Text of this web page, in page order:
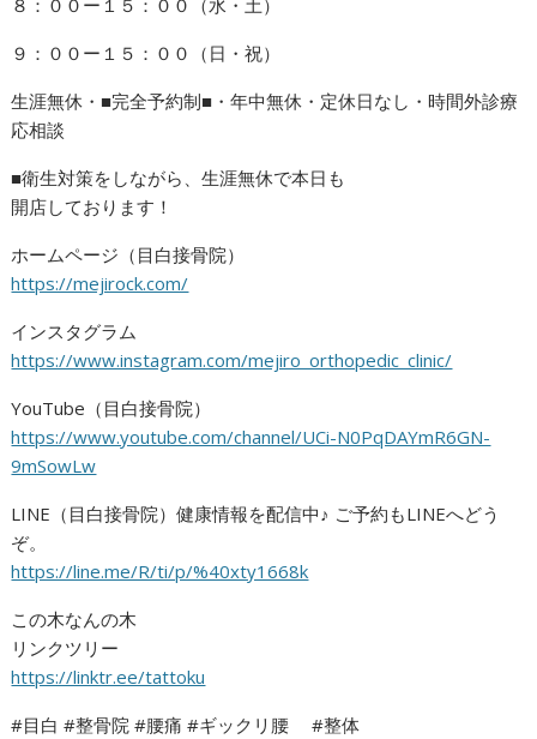
８：００ー１５：００（水・土）
９：００ー１５：００（日・祝）
生涯無休・■完全予約制■・年中無休・定休日なし・時間外診療
応相談
■衛生対策をしながら、生涯無休で本日も
開店しております！
ホームページ（目白接骨院）
https://mejirock.com/
インスタグラム
https://www.instagram.com/mejiro_orthopedic_clinic/
YouTube（目白接骨院）
https://www.youtube.com/channel/UCi-N0PqDAYmR6GN-
9mSowLw
LINE（目白接骨院）健康情報を配信中♪ ご予約もLINEへどう
ぞ。
https://line.me/R/ti/p/%40xty1668k
この木なんの木
リンクツリー
https://linktr.ee/tattoku
#目白 #整骨院 #腰痛 #ギックリ腰 #整体